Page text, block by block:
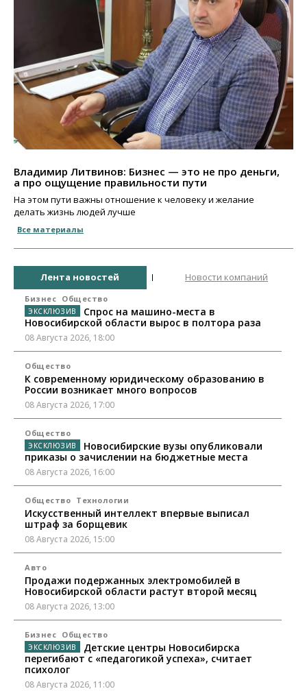
Владимир Литвинов: Бизнес — это не про деньги,
а про ощущение правильности пути
На этом пути важны отношение к человеку и желание
делать жизнь людей лучше
Все материалы
Лента новостей Новости компаний
Бизнес Общество
Спрос на машино-места в
Новосибирской области вырос в полтора раза
08 Августа 2026, 18:00
Общество
К современному юридическому образованию в
России возникает много вопросов
08 Августа 2026, 17:00
Общество
Новосибирские вузы опубликовали
приказы о зачислении на бюджетные места
08 Августа 2026, 16:00
Общество Технологии
Искусственный интеллект впервые выписал
штраф за борщевик
08 Августа 2026, 15:00
Авто
Продажи подержанных электромобилей в
Новосибирской области растут второй месяц
08 Августа 2026, 13:00
Бизнес Общество
Детские центры Новосибирска
перегибают с «педагогикой успеха», считает
психолог
08 Августа 2026, 11:00